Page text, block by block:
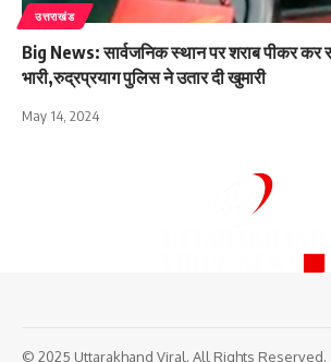
उत्तराखंड
Big News: सार्वजनिक स्थान पर शराब पीकर कर
भारी,रुद्रप्रयाग पुलिस ने उतार दी खुमारी
May 14, 2024
© 2025 Uttarakhand Viral. All Rights